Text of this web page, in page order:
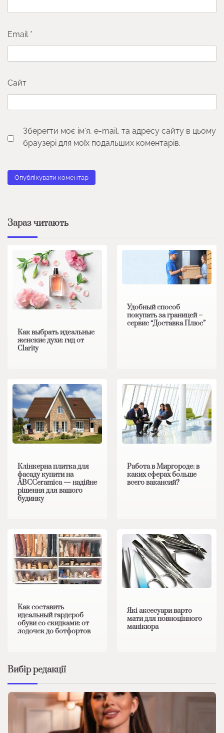
Email *
Сайт
Зберегти моє ім'я, e-mail, та адресу сайту в цьому
браузері для моїх подальших коментарів.
Зараз читають
Как выбрать идеальные
женские духи: гид от
Clarity
Удобный способ
покупать за границей –
сервис “Доставка Плюс”
Клінкерна плитка для
фасаду купити на
ABCCeramica — надійне
рішення для вашого
будинку
Работа в Миргороде: в
каких сферах больше
всего вакансий?
Как составить
идеальный гардероб
обуви со скидками: от
лодочек до ботфортов
Які аксесуари варто
мати для повноцінного
манікюра
Вибір редакції